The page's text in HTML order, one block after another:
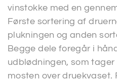
vinstokke med en
Første sortering af
plukningen og anden
Begge dele foregår i
udblødningen, som
mosten over